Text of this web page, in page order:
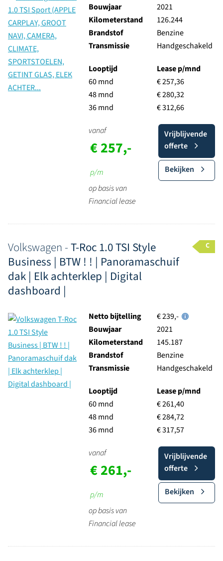
Bouwjaar
2021
Kilometerstand
126.244
Brandstof
Benzine
Transmissie
Handgeschakeld
Looptijd
60 mnd
48 mnd
36 mnd
Lease p/mnd
€ 257,36
€ 280,32
€ 312,66
vanaf
€ 257,-
p/m
op basis van
Financial lease
Vrijblijvende
offerte
Bekijken
Volkswagen -T-Roc 1.0 TSI Style
Business | BTW ! ! | Panoramaschuif
dak | Elk achterklep | Digital
dashboard |
C
Netto bijtelling
€ 239,-
Bouwjaar
2021
Kilometerstand
145.187
Brandstof
Benzine
Transmissie
Handgeschakeld
Looptijd
60 mnd
48 mnd
36 mnd
Lease p/mnd
€ 261,40
€ 284,72
€ 317,57
vanaf
€ 261,-
p/m
op basis van
Financial lease
Vrijblijvende
offerte
Bekijken